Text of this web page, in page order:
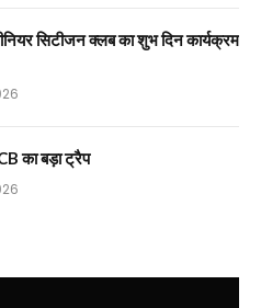
सिटीजन क्लब का शुभ दिन कार्यक्रम
का बड़ा ट्रैप